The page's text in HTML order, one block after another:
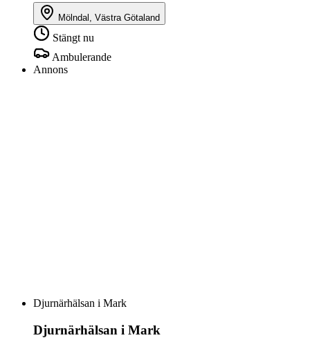
Mölndal, Västra Götaland
Stängt nu
Ambulerande
Annons
Djurnärhälsan i Mark
Djurnärhälsan i Mark